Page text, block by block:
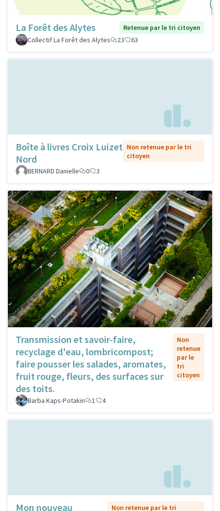
La Forêt des Alytes
Retenue par le tri citoyen
Collectif La Forêt des Alytes
23 63
Boîte à livres Croix Luizet
Nord
Non retenue par le tri
citoyen
BERNARD Danielle
0 3
Transmission et savoir-faire,
recyclage d'eau, lombricompost;
faire pousser les salades, aromates,
fruit rouge, fleurs, des surfaces sur
des toits.
Non
retenue
par le
tri
citoyen
Barba Kaps-Potakin 1 4
Mon nouveau
Non retenue par le tri